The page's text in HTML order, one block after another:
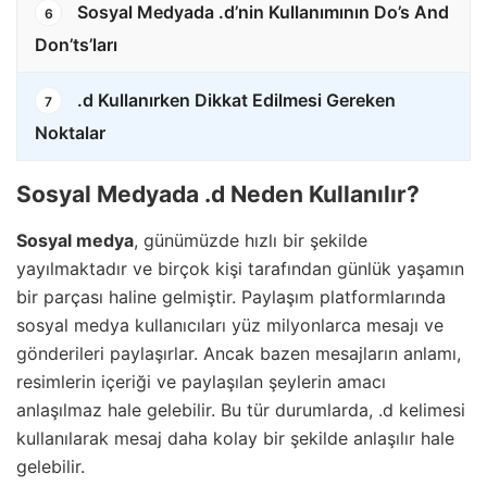
6
Sosyal Medyada .d’nin Kullanımının Do’s And
Don’ts’ları
7
.d Kullanırken Dikkat Edilmesi Gereken
Noktalar
Sosyal Medyada .d Neden Kullanılır?
Sosyal medya, günümüzde hızlı bir şekilde
yayılmaktadır ve birçok kişi tarafından günlük yaşamın
bir parçası haline gelmiştir. Paylaşım platformlarında
sosyal medya kullanıcıları yüz milyonlarca mesajı ve
gönderileri paylaşırlar. Ancak bazen mesajların anlamı,
resimlerin içeriği ve paylaşılan şeylerin amacı
anlaşılmaz hale gelebilir. Bu tür durumlarda, .d kelimesi
kullanılarak mesaj daha kolay bir şekilde anlaşılır hale
gelebilir.